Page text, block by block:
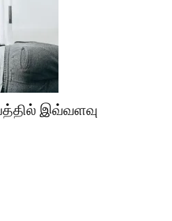
இவ்வளவு